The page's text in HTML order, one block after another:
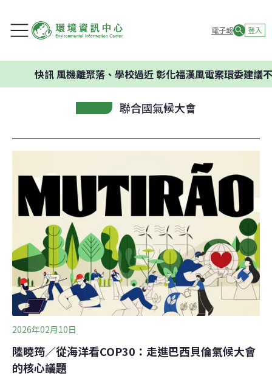
電子報 登入
風機離聚落、學校過近 彰化福漢風電案環委建議不應開發
聯合國氣候大會
2026年02月10日
陸曉筠／從海洋看COP30：走進巴西貝倫氣候大會
的核心議題